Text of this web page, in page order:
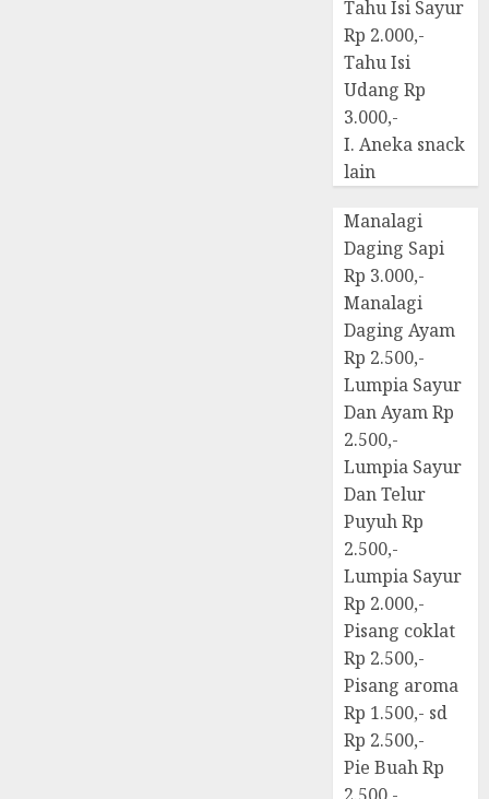
Tahu Isi Sayur
Rp 2.000,-
Tahu Isi
Udang Rp
3.000,-
I. Aneka snack
lain
Manalagi
Daging Sapi
Rp 3.000,-
Manalagi
Daging Ayam
Rp 2.500,-
Lumpia Sayur
Dan Ayam Rp
2.500,-
Lumpia Sayur
Dan Telur
Puyuh Rp
2.500,-
Lumpia Sayur
Rp 2.000,-
Pisang coklat
Rp 2.500,-
Pisang aroma
Rp 1.500,- sd
Rp 2.500,-
Pie Buah Rp